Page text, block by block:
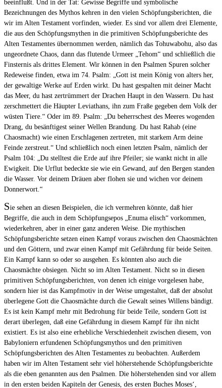
beeinflußt. Und in der Tat: Gewisse Begriffe und symbolische
Bezeichnungen des Mythos kehren in den vielen Schöpfungsberichten, die
wir im Alten Testament vorfinden, wieder. Es sind vor allem drei Elemente,
die aus den Schöpfungsmythen in die primitiven Schöpfungsberichte des
Alten Testamentes übernommen werden, nämlich das Tohuwabohu, also das
ungeordnete Chaos, dann das flutende Urmeer „Tehom“ und schließlich die
Finsternis als drittes Element. Wir können in den Psalmen Spuren solcher
Redeweise finden, etwa im 74. Psalm: „Gott ist mein König von alters her,
der gewaltige Werke auf Erden wirkt. Du hast gespalten mit deiner Macht
das Meer, du hast zertrümmert der Drachen Haupt in den Wassern. Du hast
zerschmettert die Häupter Leviathans, ihn zum Fraße gegeben dem Volk der
wüsten Tiere.“ Oder im 89. Psalm: „Du beherrschest des Meeres wogenden
Drang, du besänftigest seiner Wellen Brandung. Du hast Rahab (eine
Chaosmacht) wie einen Erschlagenen zertreten, mit starkem Arm deine
Feinde zerstreut.“ Und schließlich noch einen letzten Psalm, nämlich der
Psalm 104: „Du stelltest die Erde auf ihre Pfeiler; sie wankt nicht in alle
Ewigkeit. Die Urflut bedeckte sie wie ein Gewand, auf den Bergen standen
die Wasser. Vor deinem Dräuen aber flohen sie und wichen vor deinem
Donnerwort.“
Sie sehen an diesen Beispielen, die ich vermehren könnte, daß hier
Begriffe, die auch in dem Schöpfungsepos „Enuma elisch“ vorkommen,
wiederkehren, aber in einer ganz anderen Weise. Die mythischen
Schöpfungsberichte setzen einen Kampf voraus zwischen den Chaosmächten
und den Göttern, und zwar einen Kampf mit Gefährdung für beide Seiten.
Ein Kampf kann so oder so ausgehen. Es könnten also auch die
Chaosmächte obsiegen. Nicht so im Alten Testament. Nicht so in diesen
primitiven Schöpfungsberichten, von denen ich einige vorgelesen habe,
sondern hier ist das Kampfmotiv in der Weise umgestaltet, daß der absolut
überlegene Gott die Chaosmächte durch die Gewalt seines Willens bändigt.
Es ist kein Kampf mehr mit Bedrohung für beide Teile, sondern Gott ist
derart überlegen, daß eine Gefährdung in diesem Kampf für ihn nicht
existiert. Es ist also eine erhebliche Verschiedenheit zwischen diesem, von
Babyloniern erfundenen Schöpfungsmythos und den primitiven
Schöpfungsberichten des Alten Testamentes zu beobachten. Außerdem
haben wir im Alten Testament sehr viel höherstehende Schöpfungsberichte
als die eben genannten aus den Psalmen. Die höherstehenden sind vor allem
in den ersten beiden Kapiteln der Genesis, des ersten Buches Moses‘,